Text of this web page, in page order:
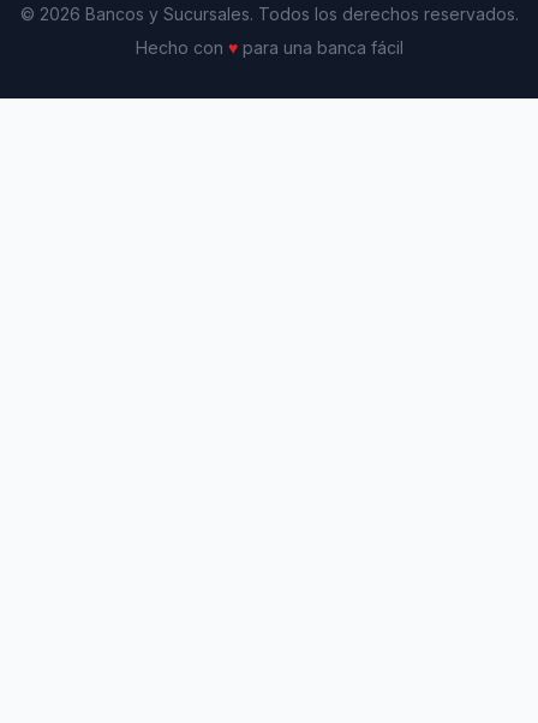
© 2026 Bancos y Sucursales. Todos los derechos reservados.
Hecho con ♥para una banca fácil